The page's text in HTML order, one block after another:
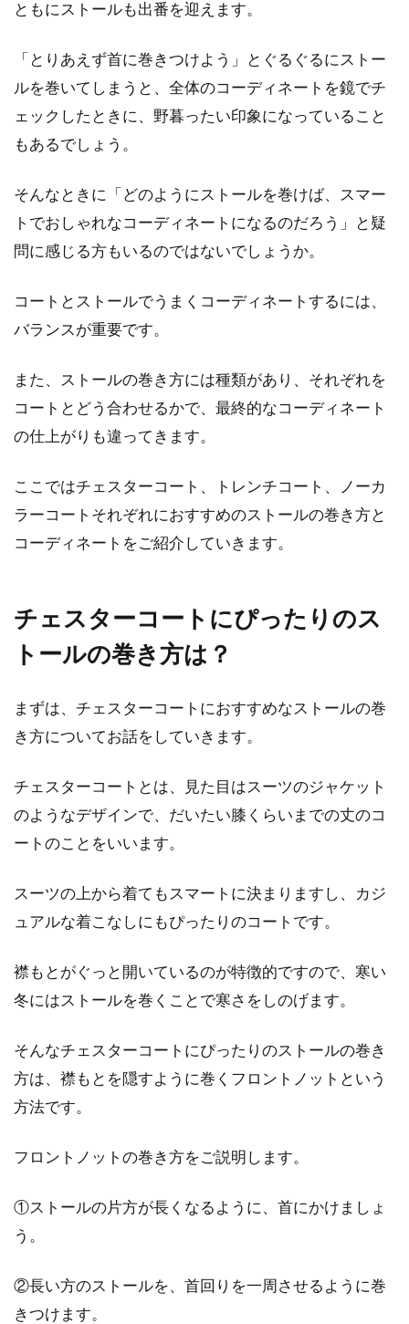
気取らないラフさが魅力のアメカジスタイルに
は、渋い革財布がよく似合います。アメカジコ
ーデが好...
コートは白で決まり！大人可愛いく
かつエレガントに行こう！
節です。この時期にテッパンのお洒落アイテム
といえば...
レギンスを穿いてメンズも「防寒＋
おしゃれ」に決めよう！
レギンスと聞くと、レディースのファッション
アイテムだと思う方も多いでしょう。しかし、
パーカーは色味？サイズ感？レディ
ースコーデでのポイント！
テムで、ほとんどの方が一枚はお持ちなのでは
ないでしょう...
ニット帽のおしゃれなかぶり方！前
髪や耳は出した方が良い？
昨今、ニット帽は1年中使用できるファッショ
ンアイテムになってきました。秋冬にもなると
節に合わせて同じ色に！
春や秋の少し肌寒い時期や、本格的に冷え込む
ともにストールも出番を迎えます。
「とりあえず首に巻きつけよう」とぐるぐるにストー
ルを巻いてしまうと、全体のコーディネートを鏡でチ
ェックしたときに、野暮ったい印象になっていること
もあるでしょう。
そんなときに「どのようにストールを巻けば、スマー
トでおしゃれなコーディネートになるのだろう」と疑
問に感じる方もいるのではないでしょうか。
コートとストールでうまくコーディネートするには、
バランスが重要です。
また、ストールの巻き方には種類があり、それぞれを
コートとどう合わせるかで、最終的なコーディネート
の仕上がりも違ってきます。
ここではチェスターコート、トレンチコート、ノーカ
ラーコートそれぞれにおすすめのストールの巻き方と
コーディネートをご紹介していきます。
チェスターコートにぴったりのス
トールの巻き方は？
まずは、チェスターコートにおすすめなストールの巻
き方についてお話をしていきます。
チェスターコートとは、見た目はスーツのジャケット
のようなデザインで、だいたい膝くらいまでの丈のコ
ートのことをいいます。
スーツの上から着てもスマートに決まりますし、カジ
ュアルな着こなしにもぴったりのコートです。
襟もとがぐっと開いているのが特徴的ですので、寒い
冬にはストールを巻くことで寒さをしのげます。
そんなチェスターコートにぴったりのストールの巻き
方は、襟もとを隠すように巻くフロントノットという
方法です。
フロントノットの巻き方をご説明します。
①ストールの片方が長くなるように、首にかけましょ
う。
②長い方のストールを、首回りを一周させるように巻
きつけます。